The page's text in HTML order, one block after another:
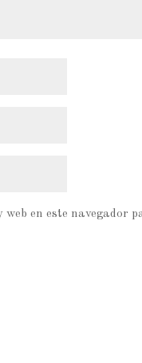
en este navegador